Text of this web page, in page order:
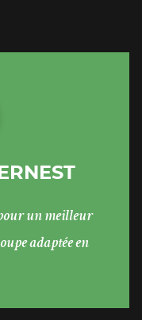
un meilleur
adaptée en